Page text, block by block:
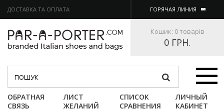
ДОСТАВКА ТА ОПЛАТА ГОРЯЧАЯ ЛИНИЯ
Кошик: 0 товарів
0 ГРН.
Категории
ОБРАТНАЯ
СВЯЗЬ
ЛИСТ
ЖЕЛАНИЙ
СПИСОК
СРАВНЕНИЯ
ЛИЧНЫЙ
КАБИНЕТ